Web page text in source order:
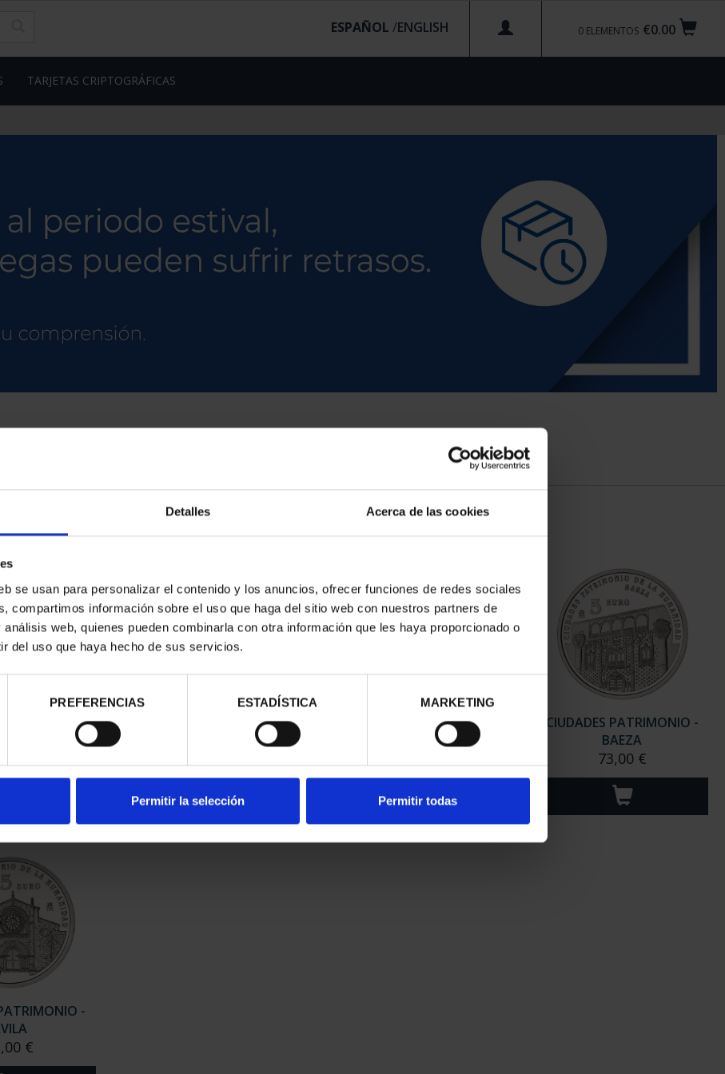
Detalles Acerca de las cookies
se usan para personalizar el contenido y los anuncios, ofrecer funciones de redes sociales
compartimos información sobre el uso que haga del sitio web con nuestros partners de
web, quienes pueden combinarla con otra información que les haya proporcionado o
del uso que haya hecho de sus servicios.
PREFERENCIAS ESTADÍSTICA MARKETING
Permitir la selección Permitir todas
€0.00
0 ELEMENTOS
ESPAÑOL /
TARJETAS CRIPTOGRÁFICAS
-
CIUDADES PATRIMONIO -
ALCALÁ DE HENARES
CIUDADES PATRIMONIO -
CÓRDOBA
CIUDADES PATRIMONIO -
BAEZA
73,00 €
-
€